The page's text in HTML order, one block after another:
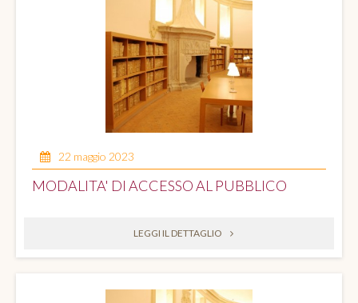
22 maggio 2023
MODALITA' DI ACCESSO AL PUBBLICO
LEGGI IL DETTAGLIO